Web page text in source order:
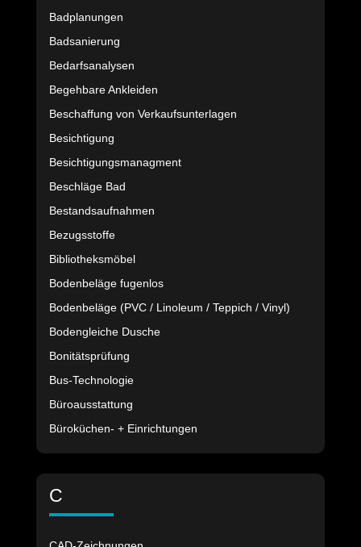
Badplanungen
Badsanierung
Bedarfsanalysen
Begehbare Ankleiden
Beschaffung von Verkaufsunterlagen
Besichtigung
Besichtigungsmanagment
Beschläge Bad
Bestandsaufnahmen
Bezugsstoffe
Bibliotheksmöbel
Bodenbeläge fugenlos
Bodenbeläge (PVC / Linoleum / Teppich / Vinyl)
Bodengleiche Dusche
Bonitätsprüfung
Bus-Technologie
Büroausstattung
Büroküchen- + Einrichtungen
C